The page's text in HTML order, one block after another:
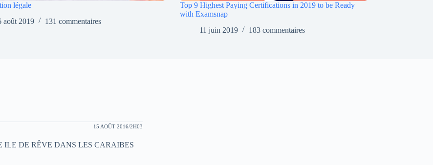
légale
août 2019
131 commentaires
Top 9 Highest Paying Certifications in 2019 to be Ready
with Examsnap
11 juin 2019
183 commentaires
15 AOÛT 2016/2H03
ILE DE RÊVE DANS LES CARAIBES